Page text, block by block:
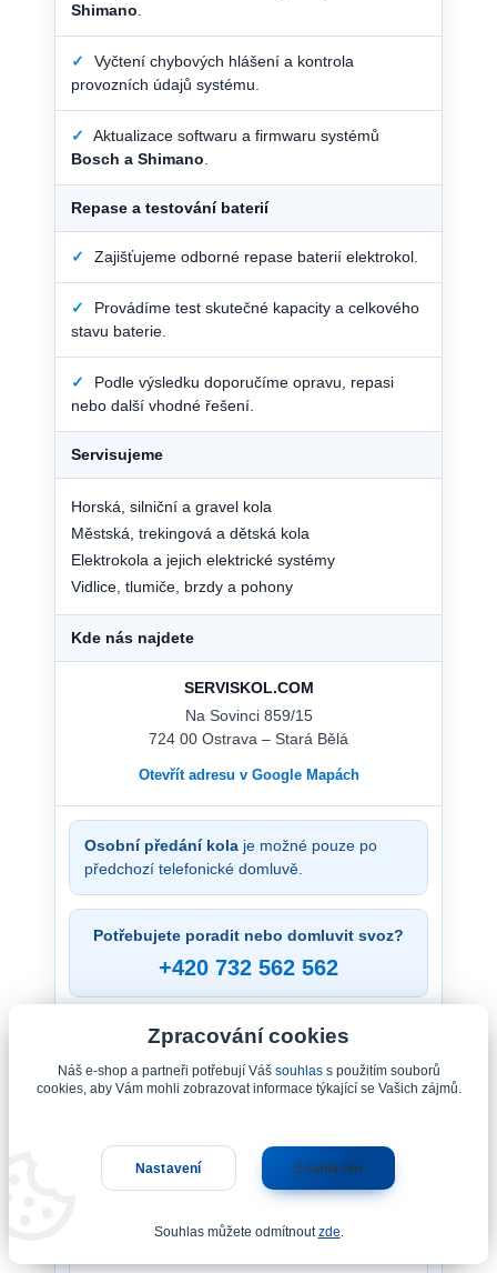
Shimano.
✓
Vyčtení chybových hlášení a kontrola
provozních údajů systému.
✓
Aktualizace softwaru a firmwaru systémů
Bosch a Shimano.
Repase a testování baterií
✓ Zajišťujeme odborné repase baterií elektrokol.
✓
Provádíme test skutečné kapacity a celkového
stavu baterie.
✓
Podle výsledku doporučíme opravu, repasi
nebo další vhodné řešení.
Servisujeme
Horská, silniční a gravel kola
Městská, trekingová a dětská kola
Elektrokola a jejich elektrické systémy
Vidlice, tlumiče, brzdy a pohony
Kde nás najdete
SERVISKOL.COM
Na Sovinci 859/15
724 00 Ostrava – Stará Bělá
Otevřít adresu v Google Mapách
Osobní předání kola je možné pouze po
předchozí telefonické domluvě.
Potřebujete poradit nebo domluvit svoz?
+420 732 562 562
Zpracování cookies
Náš e-shop a partneři potřebují Váš souhlass použitím souborů
cookies, aby Vám mohli zobrazovat informace týkající se Vašich zájmů.
Nastavení Souhlasím
Souhlas můžete odmítnoutzde